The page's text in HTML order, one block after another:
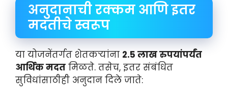
अनुदानाची रक्कम आणि इतर
मदतीचे स्वरूप
या योजनेंतर्गत शेतकऱ्यांना 2.5 लाख रुपयांपर्यंत
आर्थिक मदत मिळते. तसेच, इतर संबंधित
सुविधांसाठीही अनुदान दिले जाते: